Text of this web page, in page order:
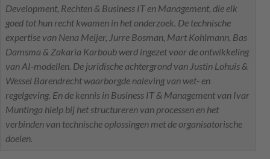
Development, Rechten & Business IT en Management, die elk
goed tot hun recht kwamen in het onderzoek. De technische
expertise van Nena Meijer, Jurre Bosman, Mart Kohlmann, Bas
Damsma & Zakaria Karboub werd ingezet voor de ontwikkeling
van AI-modellen. De juridische achtergrond van Justin Lohuis &
Wessel Barendrecht waarborgde naleving van wet- en
regelgeving. En de kennis in Business IT & Management van Ivar
Muntinga hielp bij het structureren van processen en het
verbinden van technische oplossingen met de organisatorische
doelen.